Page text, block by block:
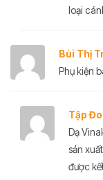
loại
Bùi Thị
Phụ kiện
Tập
Dạ
sản
được